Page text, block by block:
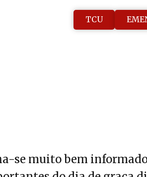
TCU
se muito bem